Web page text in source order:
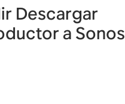
Descargar
a Sonos